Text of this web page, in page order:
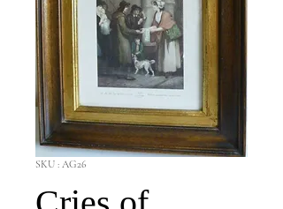
SKU : AG26